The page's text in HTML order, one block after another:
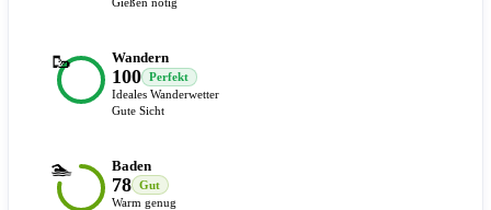
🥾 Wandern
100
Perfekt
Ideales Wanderwetter
Gute Sicht
🏊 Baden
78
Gut
Warm genug